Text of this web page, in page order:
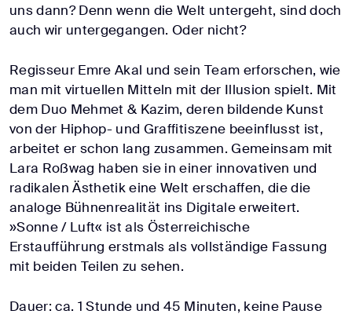
uns dann? Denn wenn die Welt untergeht, sind doch
auch wir untergegangen. Oder nicht?
Regisseur Emre Akal und sein Team erforschen, wie
man mit virtuellen Mitteln mit der Illusion spielt. Mit
dem Duo Mehmet & Kazim, deren bildende Kunst
von der Hiphop- und Graffitiszene beeinflusst ist,
arbeitet er schon lang zusammen. Gemeinsam mit
Lara Roßwag haben sie in einer innovativen und
radikalen Ästhetik eine Welt erschaffen, die die
analoge Bühnenrealität ins Digitale erweitert.
»Sonne / Luft« ist als Österreichische
Erstaufführung erstmals als vollständige Fassung
mit beiden Teilen zu sehen.
Dauer: ca. 1 Stunde und 45 Minuten, keine Pause